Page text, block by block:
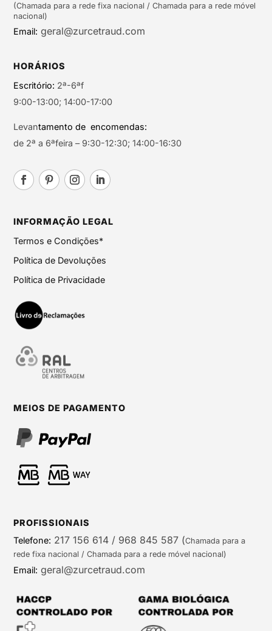
(Chamada para a rede fixa nacional / Chamada para a rede móvel
nacional)
Email: geral@zurcetraud.com
HORÁRIOS
Escritório: 2ª-6ªf
9:00-13:00; 14:00-17:00
Levantamento de encomendas:
de 2ª a 6ªfeira – 9:30-12:30; 14:00-16:30
INFORMAÇÃO LEGAL
Termos e Condições*
Política de Devoluções
Política de Privacidade
MEIOS DE PAGAMENTO
PROFISSIONAIS
Telefone: 217 156 614 / 968 845 587 (Chamada para a
rede fixa nacional / Chamada para a rede móvel nacional)
Email: geral@zurcetraud.com